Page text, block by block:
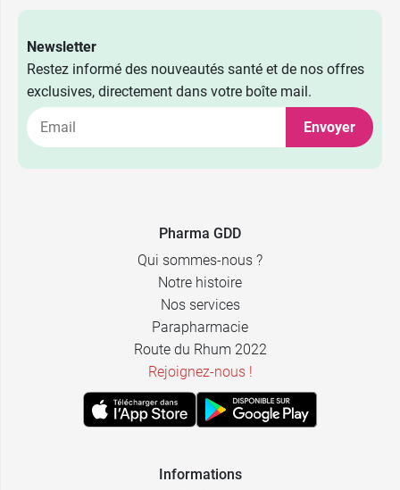
Newsletter
Restez informé des nouveautés santé et de nos offres
exclusives, directement dans votre boîte mail.
Envoyer
Pharma GDD
Qui sommes-nous ?
Notre histoire
Nos services
Parapharmacie
Route du Rhum 2022
Rejoignez-nous !
Informations